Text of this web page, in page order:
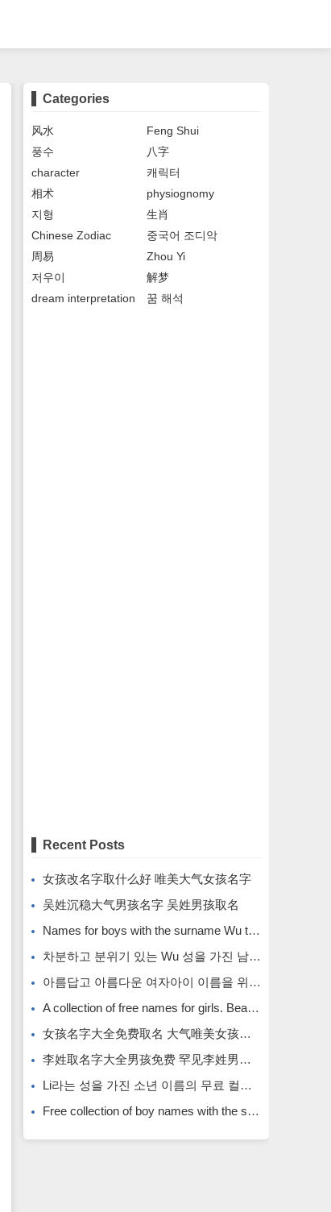
Categories
风水
Feng Shui
풍수
八字
character
캐릭터
相术
physiognomy
지형
生肖
Chinese Zodiac
중국어 조디악
周易
Zhou Yi
저우이
解梦
dream interpretation
꿈 해석
Recent Posts
女孩改名字取什么好 唯美大气女孩名字
吴姓沉稳大气男孩名字 吴姓男孩取名
Names for boys with the surname Wu that are calm and atmospheric. Names for boys with the surname Wu.
차분하고 분위기 있는 Wu 성을 가진 남자아이의 이름입니다.
아름답고 아름다운 여자아이 이름을 위한 무료 이름 모음입니다.
A collection of free names for girls. Beautiful and beautiful girl names.
女孩名字大全免费取名 大气唯美女孩名字
李姓取名字大全男孩免费 罕见李姓男孩名字
Li라는 성을 가진 소년 이름의 무료 컬렉션입니다. Li라는 성을 가진 희귀한 소년 이름입니다.
Free collection of boy names with the surname Li. Rare boy names with the surname Li.